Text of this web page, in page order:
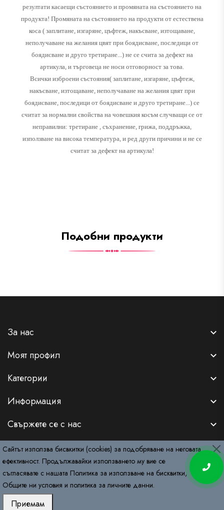
резултати касаещи състоянието и промяната на състоянието на
продукта! Промяната на състоянието на продукти от естествена
коса ( заплитане, изгаряне, цъфтеж, накъсване, изтощаване,
неполучаване на желания цвят при боядисване, последици от
боядисване и друго третиране...) не се счита за дефект на
артикула, и търговеца не носи отговорност за това.
Всички изброени състояния( заплитане, изгаряне, цъфтеж,
накъсване, изтощаване, неполучаване на желания цвят при
боядисване, последици от боядисване и друго третиране...) се
считат за нормални свойства на човешкия косъм случващи се от
неправилни: третиране , съхранение, грижа, поддръжка,
използване на висока температура, и ред други причини и не се
считат за дефект на артикула!
Подобни продукти
За нас
Моят профил
Категории
Информация
Свържете се с нас
Copyright © 2026RemyDeluxe.com. All Rights Reserved.
Сайтът използва бисвкитки (cookies) за подобряване на неговата
ефективност. Продължавайки използването му вие се
съгласявате с нашата Политика за използване на бисквитки,
Общите ни условия и политика за личните данни.
Приемам